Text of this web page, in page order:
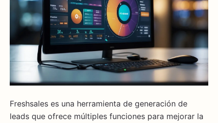
Freshsales es una herramienta de generación de
leads que ofrece múltiples funciones para mejorar la